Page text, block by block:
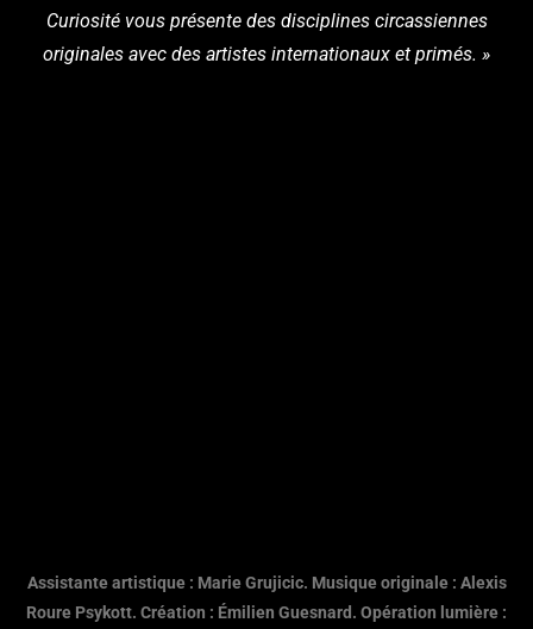
Curiosité vous présente des disciplines circassiennes
originales avec des artistes internationaux et primés. »
Assistante artistique : Marie Grujicic. Musique originale : Alexis
Roure Psykott. Création : Émilien Guesnard. Opération lumière :